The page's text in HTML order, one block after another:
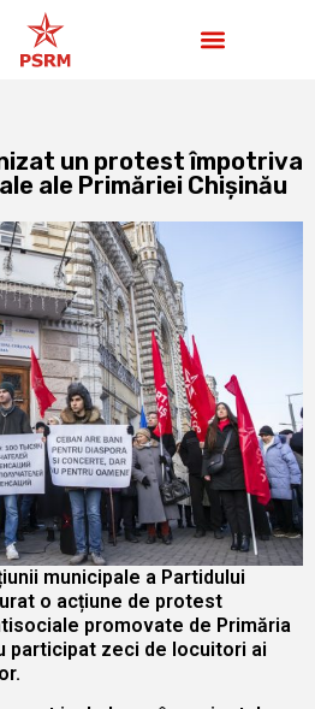
un protest împotriva
ale Primăriei Chișinău
municipale a Partidului
o acțiune de protest
promovate de Primăria
participat zeci de locuitori ai